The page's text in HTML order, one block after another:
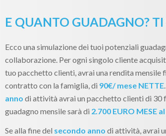
E QUANTO GUADAGNO?
Ecco una simulazione dei tuoi potenziali
collaborazione. Per ogni singolo cliente
tuo pacchetto clienti, avrai una rendita mensile
contratto con la famiglia, di 90€/ mese NETTE
anno di attività avrai un pacchetto clienti di 30
guadagno mensile sarà di 2.700 EURO MESE
Se alla fine del secondo anno di attività, avrai